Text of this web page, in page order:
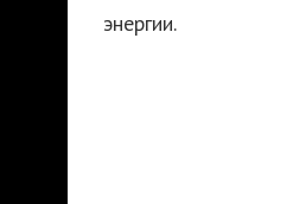
энергии.